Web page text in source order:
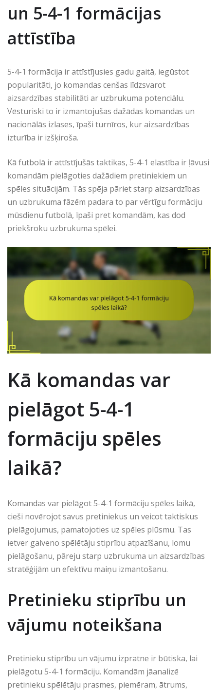
un 5-4-1 formācijas
attīstība
5-4-1 formācija ir attīstījusies gadu gaitā, iegūstot
popularitāti, jo komandas cenšas līdzsvarot
aizsardzības stabilitāti ar uzbrukuma potenciālu.
Vēsturiski to ir izmantojušas dažādas komandas un
nacionālās izlases, īpaši turnīros, kur aizsardzības
izturība ir izšķiroša.
Kā futbolā ir attīstījušās taktikas, 5-4-1 elastība ir ļāvusi
komandām pielāgoties dažādiem pretiniekiem un
spēles situācijām. Tās spēja pāriet starp aizsardzības
un uzbrukuma fāzēm padara to par vērtīgu formāciju
mūsdienu futbolā, īpaši pret komandām, kas dod
priekšroku uzbrukuma spēlei.
Kā komandas var
pielāgot 5-4-1
formāciju spēles
laikā?
Komandas var pielāgot 5-4-1 formāciju spēles laikā,
cieši novērojot savus pretiniekus un veicot taktiskus
pielāgojumus, pamatojoties uz spēles plūsmu. Tas
ietver galveno spēlētāju stiprību atpazīšanu, lomu
pielāgošanu, pāreju starp uzbrukuma un aizsardzības
stratēģijām un efektīvu maiņu izmantošanu.
Pretinieku stiprību un
vājumu noteikšana
Pretinieku stiprību un vājumu izpratne ir būtiska, lai
pielāgotu 5-4-1 formāciju. Komandām jāanalizē
pretinieku spēlētāju prasmes, piemēram, ātrums,